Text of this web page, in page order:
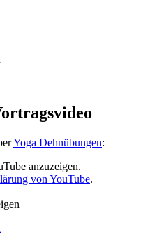
Yoga Dehnübungen:
anzuzeigen.
von YouTube.